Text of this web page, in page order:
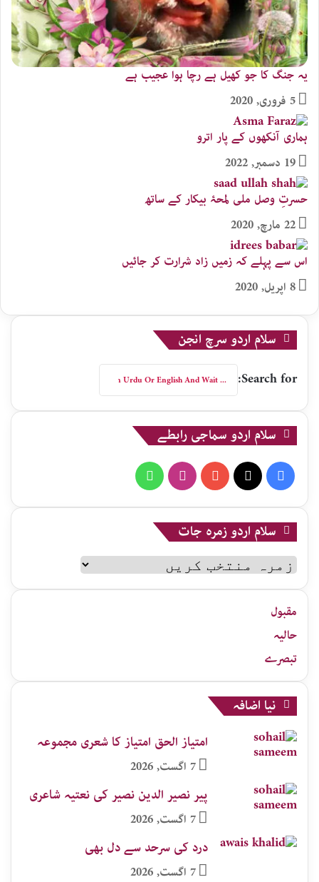
یہ جنگ کا جو کھیل ہے رچا ہوا عجیب ہے
5 فروری, 2020
ہماری آنکھوں کے پار اترو
19 دسمبر, 2022
حسرتِ وصل ملی لمحۂ بیکار کے ساتھ
22 مارچ, 2020
اس سے پہلے کہ زمیں زاد شرارت کر جائیں
8 اپریل, 2020
سلام اردو سرچ انجن
Search for:
سلام اردو سماجی رابطے
Facebook
YouTube
Instagram
WhatsApp
سلام اردو زمرہ جات
سلام
اردو
زمرہ
جات
مقبول
حالیہ
تبصرے
نیا اضافہ
امتیاز الحق امتیاز کا شعری مجموعہ
7 اگست, 2026
پیر نصیر الدین نصیر کی نعتیہ شاعری
7 اگست, 2026
درد کی سرحد سے دل بھی
7 اگست, 2026